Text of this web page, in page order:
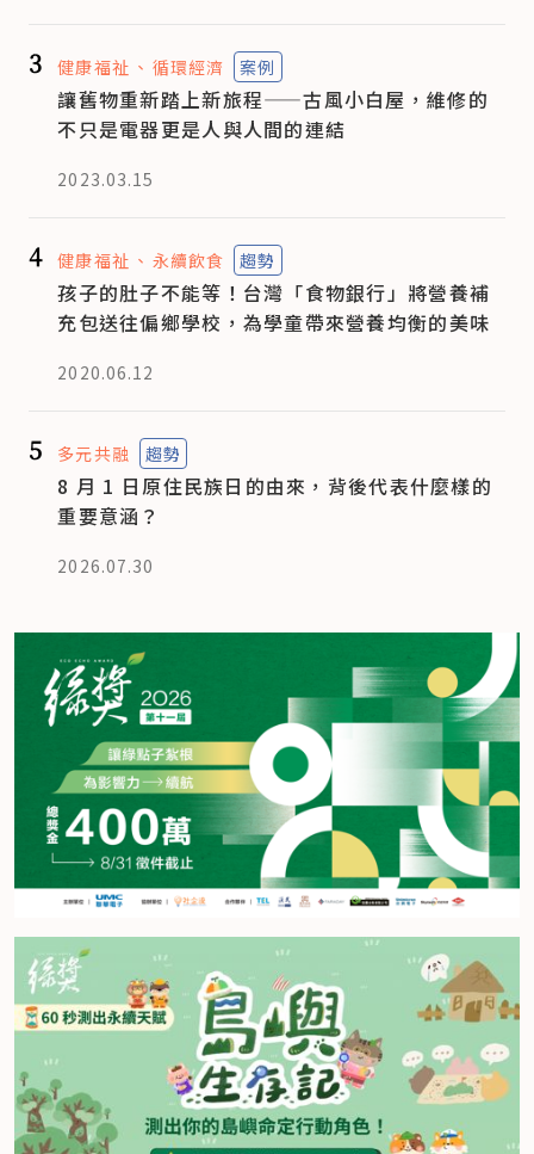
3 健康福祉 循環經濟 案例
讓舊物重新踏上新旅程——古風小白屋，維修的
不只是電器更是人與人間的連結
2023.03.15
4 健康福祉 永續飲食 趨勢
孩子的肚子不能等！台灣「食物銀行」將營養補
充包送往偏鄉學校，為學童帶來營養均衡的美味
2020.06.12
5 多元共融 趨勢
8 月 1 日原住民族日的由來，背後代表什麼樣的
重要意涵？
2026.07.30